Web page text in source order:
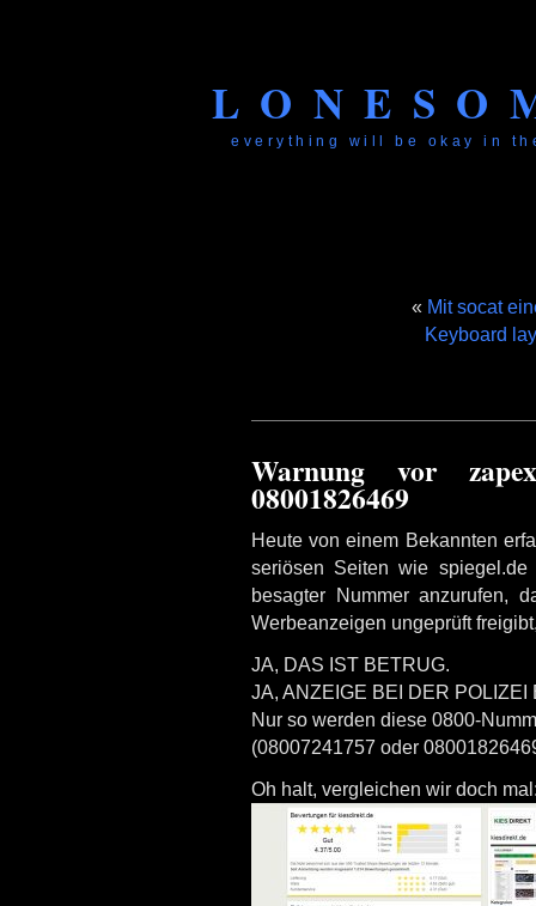
everything will be okay in
« Mit socat
Keyboard
Warnung vor
08001826469
Heute von einem Bekannten
seriösen Seiten wie
besagter Nummer anzurufen,
Werbeanzeigen ungeprüft
JA, DAS IST BETRUG.
JA, ANZEIGE BEI DER
Nur so werden diese 0800-
(08007241757 oder
Oh halt, vergleichen wir doch